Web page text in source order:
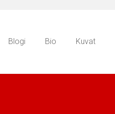
Blogi Bio Kuvat